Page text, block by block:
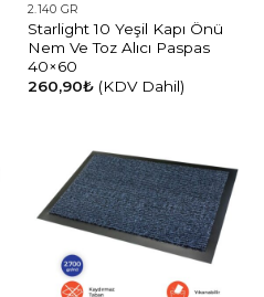
2.140 GR
Starlight 10 Yeşil Kapı Önü
Nem Ve Toz Alıcı Paspas
40×60
260,90₺ (KDV Dahil)